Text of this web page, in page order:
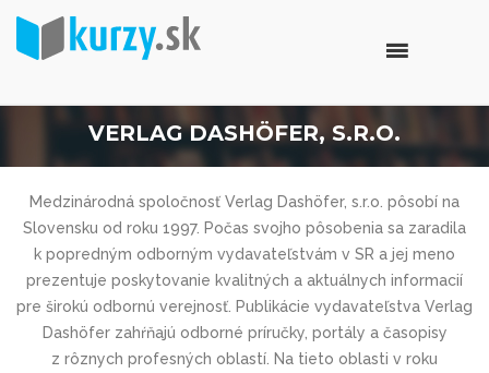
VERLAG DASHÖFER, S.R.O.
Medzinárodná spoločnosť Verlag Dashöfer, s.r.o. pôsobí na
Slovensku od roku 1997. Počas svojho pôsobenia sa zaradila
k popredným odborným vydavateľstvám v SR a jej meno
prezentuje poskytovanie kvalitných a aktuálnych informacií
pre širokú odbornú verejnosť. Publikácie vydavateľstva Verlag
Dashöfer zahŕňajú odborné príručky, portály a časopisy
z rôznych profesných oblastí. Na tieto oblasti v roku